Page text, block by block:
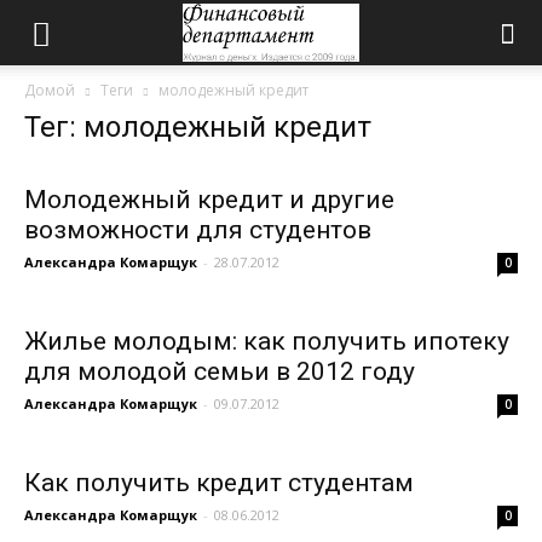
Домой Теги молодежный кредит
Тег: молодежный кредит
Молодежный кредит и другие
возможности для студентов
Александра Комарщук - 28.07.2012 0
Жилье молодым: как получить ипотеку
для молодой семьи в 2012 году
Александра Комарщук - 09.07.2012 0
Как получить кредит студентам
Александра Комарщук - 08.06.2012 0